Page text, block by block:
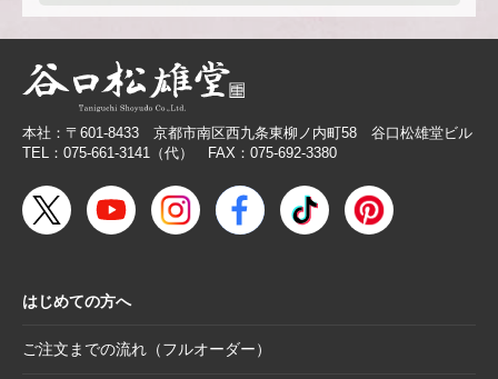
2026.2.26
【無料提供】売場づくりを応援！訴求力を高
める専用POP
2026.2.19 【色紙】価格改定のお願い
2025.10.28
【新商品案内】色エンピツ作家 かわばたあき
こが描く、ワンダーランドへと誘うアートグ
ッズ〈メモボックス〉と〈ミニアートボック
2025.10.16
本社：〒601-8433 京都市南区西九条東柳ノ内町58 谷口松雄堂ビル
TEL：075-661-3141（代） FAX：075-692-3380
はじめての方へ
ご注文までの流れ（フルオーダー）